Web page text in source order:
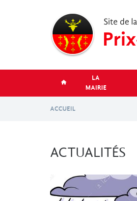
LA
MAIRIE
ACCUEIL
ACTUALITÉS